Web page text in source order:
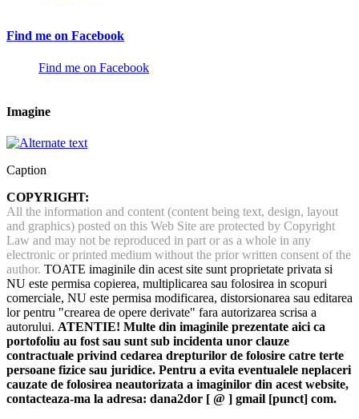
Find me on Facebook
Find me on Facebook
Imagine
Caption
COPYRIGHT:
All the information and content (content being text, design, layout
and graphics) posted on this Web Site are protected by Copyright
Law and may not be reproduced in part or as a whole in any
electronic or printed medium without the prior written consent of the
author. TOATE imaginile din acest site sunt proprietate privata si
NU este permisa copierea, multiplicarea sau folosirea in scopuri
comerciale, NU este permisa modificarea, distorsionarea sau editarea
lor pentru "crearea de opere derivate" fara autorizarea scrisa a
autorului. ATENTIE! Multe din imaginile prezentate aici ca
portofoliu au fost sau sunt sub incidenta unor clauze
contractuale privind cedarea drepturilor de folosire catre terte
persoane fizice sau juridice. Pentru a evita eventualele neplaceri
cauzate de folosirea neautorizata a imaginilor din acest website,
contacteaza-ma la adresa: dana2dor [ @ ] gmail [punct] com.